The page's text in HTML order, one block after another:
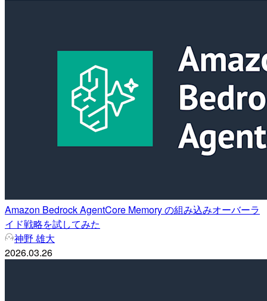
Amazon Bedrock AgentCore Memory の組み込みオーバーラ
イド戦略を試してみた
神野 雄大
2026.03.26